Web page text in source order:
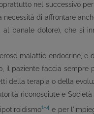
nel successivo
di affrontare
banale dolore), che si
malattie endocrine,
il paziente faccia
della terapia o della
riconosciute e
1-4 e per